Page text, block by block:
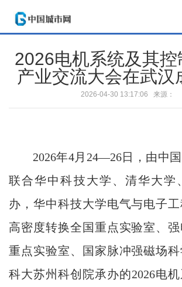
2026电机系统及其控
产业交流大会在武汉
2026-04-30 13:17:06 来源：
2026年4月24—26日，由中国
联合华中科技大学、清华大学
办，华中科技大学电气与电子
高密度转换全国重点实验室、
重点实验室、国家脉冲强磁场
科大苏州科创院承办的2026电